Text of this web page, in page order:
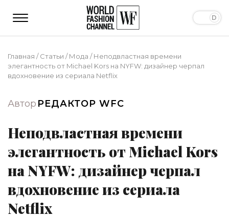
Главная /Статьи /Мода /Неподвластная времени
элегантность от Michael Kors на NYFW: дизайнер черпал
вдохновение из сериала Netflix
Автор РЕДАКТОР WFC
Неподвластная времени
элегантность от Michael Kors
на NYFW: дизайнер черпал
вдохновение из сериала
Netflix